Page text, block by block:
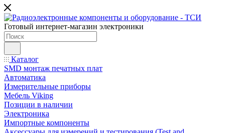
Готовый интернет-магазин электроники
Каталог
SMD монтаж печатных плат
Автоматика
Измерительные приборы
Мебель Viking
Позиции в наличии
Электроника
Импортные компоненты